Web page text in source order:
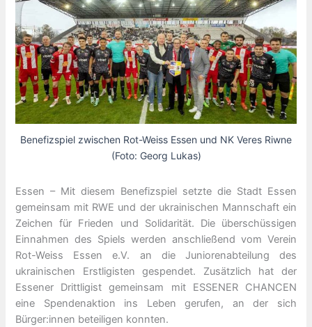
Benefizspiel zwischen Rot-Weiss Essen und NK Veres Riwne
(Foto: Georg Lukas)
Essen – Mit diesem Benefizspiel setzte die Stadt Essen
gemeinsam mit RWE und der ukrainischen Mannschaft ein
Zeichen für Frieden und Solidarität. Die überschüssigen
Einnahmen des Spiels werden anschließend vom Verein
Rot-Weiss Essen e.V. an die Juniorenabteilung des
ukrainischen Erstligisten gespendet. Zusätzlich hat der
Essener Drittligist gemeinsam mit ESSENER CHANCEN
eine Spendenaktion ins Leben gerufen, an der sich
Bürger:innen beteiligen konnten.